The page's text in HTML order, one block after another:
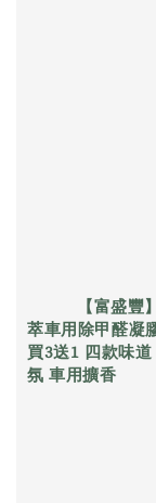
萃車用除甲醛凝
買3送1 四款味
氛 車用擴香